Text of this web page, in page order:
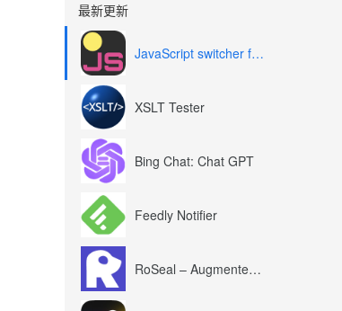
最新更新
JavaScript switcher for SEO and development
XSLT Tester
Bing Chat: Chat GPT
Feedly Notifier
RoSeal – Augmented Roblox Experience